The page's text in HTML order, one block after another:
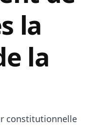
la
la
constitutionnelle